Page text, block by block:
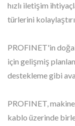
hızlı iletişim
türlerini
PROFINET'in
için gelişmiş
destekleme gibi
PROFINET,
kablo üzerinde